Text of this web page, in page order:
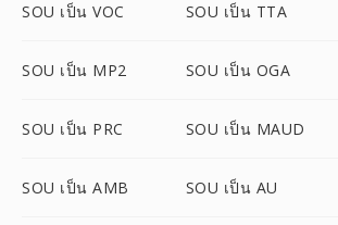
SOU เป็น VOC SOU เป็น TTA
SOU เป็น MP2 SOU เป็น OGA
SOU เป็น PRC SOU เป็น MAUD
SOU เป็น AMB SOU เป็น AU